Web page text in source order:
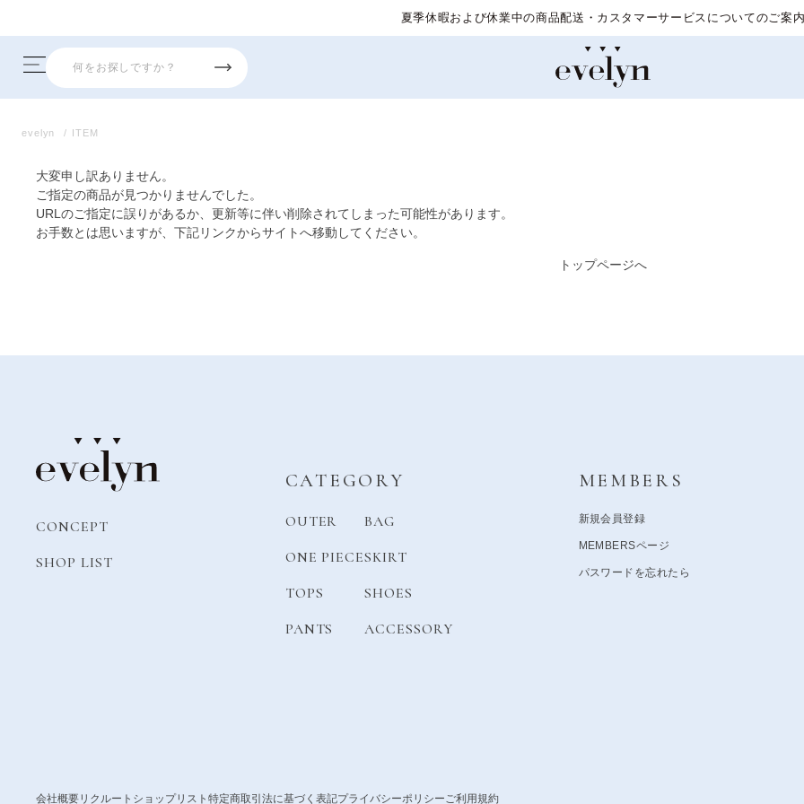
夏季休暇および休業中の商品配送・カスタマーサービスについてのご案
evelyn ITEM
大変申し訳ありません。
ご指定の商品が見つかりませんでした。
URLのご指定に誤りがあるか、更新等に伴い削除されてしまった可能性があります。
お手数とは思いますが、下記リンクからサイトへ移動してください。
トップページへ
CONCEPT
SHOP LIST
CATEGORY
OUTER
ONE PIECE
TOPS
PANTS
BAG
SKIRT
SHOES
ACCESSORY
MEMBERS
新規会員登録
MEMBERSページ
パスワードを忘れたら
会社概要 リクルート ショップリスト 特定商取引法に基づく表記プライバシーポリシーご利用規約